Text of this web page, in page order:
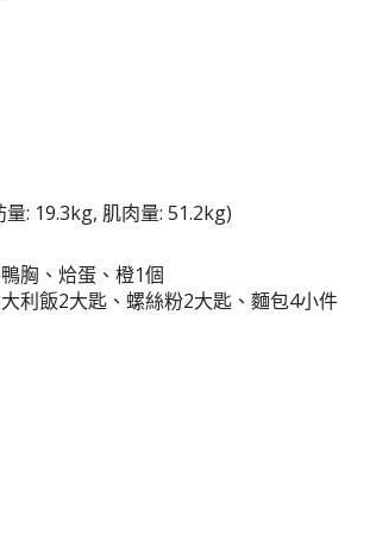
: 19.3kg, 肌肉量: 51.2kg)
胸、烚蛋、橙1個
利飯2大匙、螺絲粉2大匙、麵包4小件